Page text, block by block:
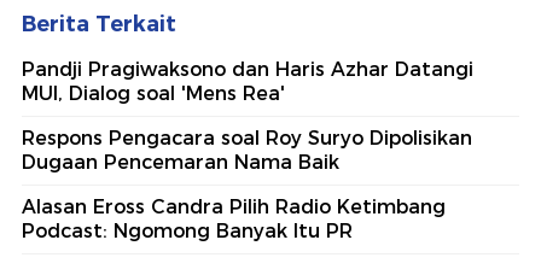
Berita Terkait
Pandji Pragiwaksono dan Haris Azhar Datangi
MUI, Dialog soal 'Mens Rea'
Respons Pengacara soal Roy Suryo Dipolisikan
Dugaan Pencemaran Nama Baik
Alasan Eross Candra Pilih Radio Ketimbang
Podcast: Ngomong Banyak Itu PR